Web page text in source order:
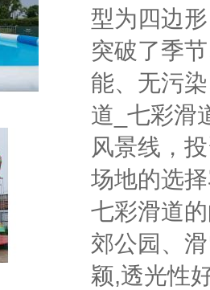
型为四边
突破了季
能、无污
道_七彩滑
风景线，
场地的选
七彩滑道
郊公园、
颖,透光性